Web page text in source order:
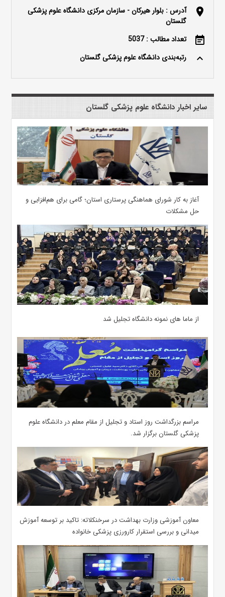
location_on
آدرس : بلوار هیرکان - سازمان مرکزی دانشگاه علوم پزشکی
گلستان
event_note تعداد مطالب : 5037
keyboard_arrow_up رتبه‌بندی دانشگاه علوم پزشکی گلستان
سایر اخبار دانشگاه علوم پزشکی گلستان
آغاز به کار شورای هماهنگی پرستاری استان؛ گامی برای هم‌افزایی و
حل مشکلات
از ماما های نمونه دانشگاه تجلیل شد
مراسم بزرگداشت روز استاد و تجلیل از مقام معلم در دانشگاه علوم
پزشکی گلستان برگزار شد.‌
معاون آموزشی وزارت بهداشت در سرخنکلاته: تاکید بر توسعه آموزش
میدانی و بررسی استقرار کارورزی پزشکی ‌خانواده